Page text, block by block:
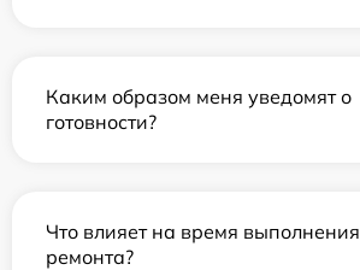
Каким образом меня уведомят о
готовности?
Что влияет на время выполнения
ремонта?